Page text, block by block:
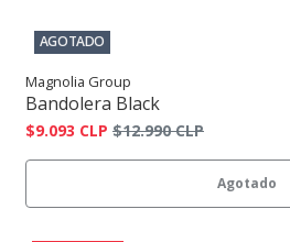
AGOTADO
Magnolia Group
Bandolera Black
$9.093 CLP $12.990 CLP
Agotado